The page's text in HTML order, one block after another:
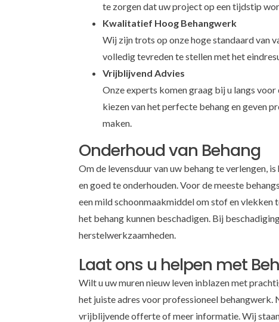
te zorgen dat uw project op een tijdstip
Kwalitatief Hoog Behangwerk
Wij zijn trots op onze hoge standaard van
volledig tevreden te stellen met het
Vrijblijvend Advies
Onze experts komen graag bij u langs
kiezen van het perfecte behang en geven
maken.
Onderhoud van Behang
Om de levensduur van uw behang te verlengen,
en goed te onderhouden. Voor de meeste
een mild schoonmaakmiddel om stof en vlekken
het behang kunnen beschadigen. Bij
herstelwerkzaamheden.
Laat ons u helpen met
Wilt u uw muren nieuw leven inblazen met
het juiste adres voor professioneel behangwerk.
vrijblijvende offerte of meer informatie. Wij